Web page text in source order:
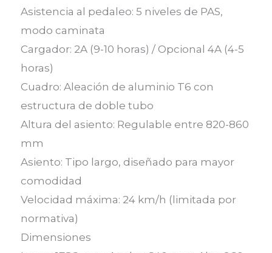
Asistencia al pedaleo: 5 niveles de PAS,
modo caminata
Cargador: 2A (9-10 horas) / Opcional 4A (4-5
horas)
Cuadro: Aleación de aluminio T6 con
estructura de doble tubo
Altura del asiento: Regulable entre 820-860
mm
Asiento: Tipo largo, diseñado para mayor
comodidad
Velocidad máxima: 24 km/h (limitada por
normativa)
Dimensiones